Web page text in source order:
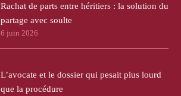
Rachat de parts entre héritiers : la solution du
partage avec soulte
6 juin 2026
L’avocate et le dossier qui pesait plus lourd
que la procédure